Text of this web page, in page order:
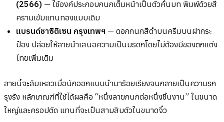
(2566) — ใช้องค์ประกอบกนกเต็มหน้าเป็นตัวคั่นบท พิมพ์ด้วยสี
ครามเข้มแทนทองแบบเดิม
แบรนด์ชาซิติเซน กรุงเทพฯ — ดอกกนกสีดำบนครีมบนฝากระ
ป๋อง ปล่อยให้ลายนำเสนอความเป็นมรดกโดยไม่ต้องมีของตกแต่ง
ไทยเพิ่มเติม
ลายนี้จะล้มเหลวเมื่อนักออกแบบนำมาร้อยเรียงจนกลายเป็นความรก
รุงรัง หลักเกณฑ์ที่ใช้ได้ผลคือ “หนึ่งลายกนกต่อหนึ่งชิ้นงาน” ในขนาด
ใหญ่และครอปตัด แทนที่จะเป็นสามสิบตัวในขนาดจิ๋ว